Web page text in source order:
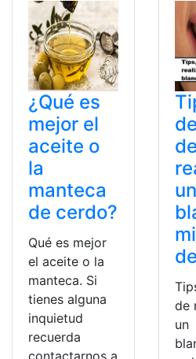
¿Qué es
mejor el
aceite o
la
manteca
de cerdo?
Qué es mejor
el aceite o la
manteca. Si
tienes alguna
inquietud
recuerda
contactarnos a
de
un
de
un